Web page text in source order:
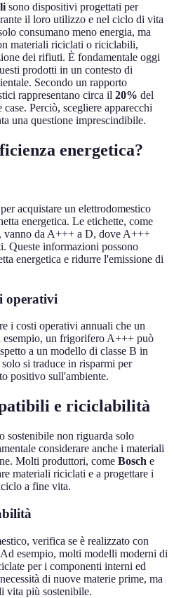
sono dispositivi progettati per
il loro utilizzo e nel ciclo di vita
consumano meno energia, ma
materiali riciclati o riciclabili,
dei rifiuti. È fondamentale oggi
prodotti in un contesto di
Secondo un rapporto
rappresentano circa il 20% del
Perciò, scegliere apparecchi
una questione imprescindibile.
energetica?
acquistare un elettrodomestico
energetica. Le etichette, come
, vanno da A+++ a D, dove A+++
Queste informazioni possono
energetica e ridurre l'emissione di
operativi
i costi operativi annuali che un
esempio, un frigorifero A+++ può
a un modello di classe B in
si traduce in risparmi per
positivo sull'ambiente.
e riciclabilità
sostenibile non riguarda solo
considerare anche i materiali
Molti produttori, come Bosch e
materiali riciclati e a progettare i
a fine vita.
verifica se è realizzato con
esempio, molti modelli moderni di
per i componenti interni ed
di nuove materie prime, ma
vita più sostenibile.